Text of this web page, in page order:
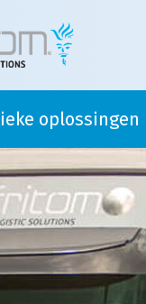
oplossingen
en supplier
activiteiten